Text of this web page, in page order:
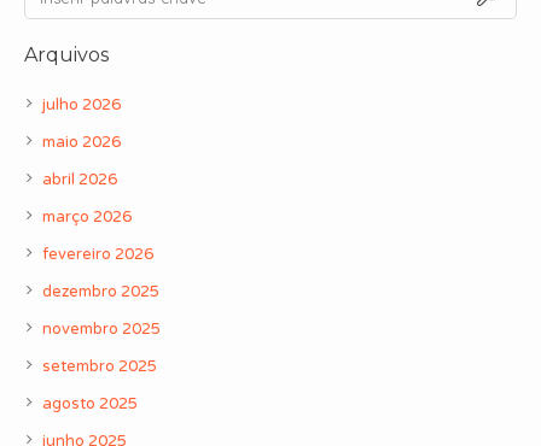
Arquivos
julho 2026
maio 2026
abril 2026
março 2026
fevereiro 2026
dezembro 2025
novembro 2025
setembro 2025
agosto 2025
junho 2025